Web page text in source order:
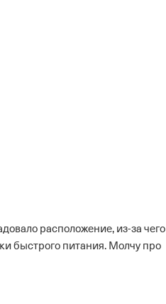
расположение, из-за чего
быстрого питания. Молчу про